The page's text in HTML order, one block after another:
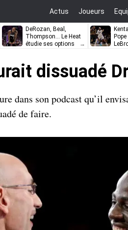
Actus Joueurs
DeRozan, Beal,
Thompson… Le Heat
étudie ses options
dissuadé
dans son podcast qu’il
de faire.